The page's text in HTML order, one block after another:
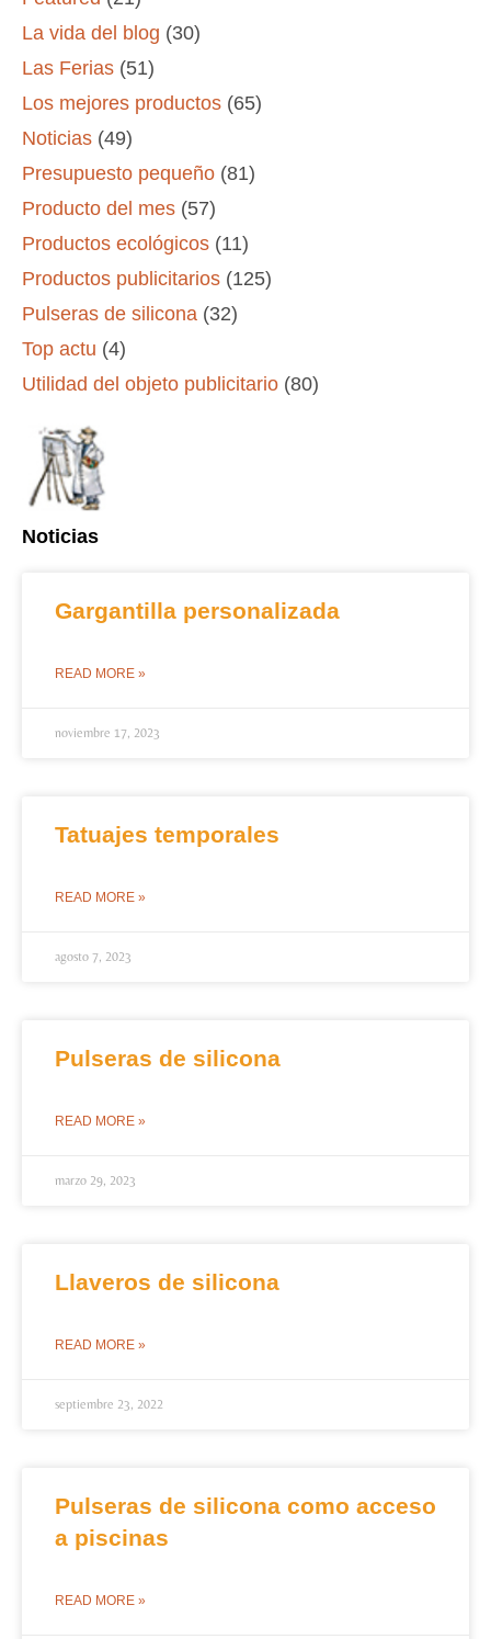
La vida del blog (30)
Las Ferias (51)
Los mejores productos (65)
Noticias (49)
Presupuesto pequeño (81)
Producto del mes (57)
Productos ecológicos (11)
Productos publicitarios (125)
Pulseras de silicona (32)
Top actu (4)
Utilidad del objeto publicitario (80)
Noticias
Gargantilla personalizada
READ MORE »
noviembre 17, 2023
Tatuajes temporales
READ MORE »
agosto 7, 2023
Pulseras de silicona
READ MORE »
marzo 29, 2023
Llaveros de silicona
READ MORE »
septiembre 23, 2022
Pulseras de silicona como acceso
a piscinas
READ MORE »